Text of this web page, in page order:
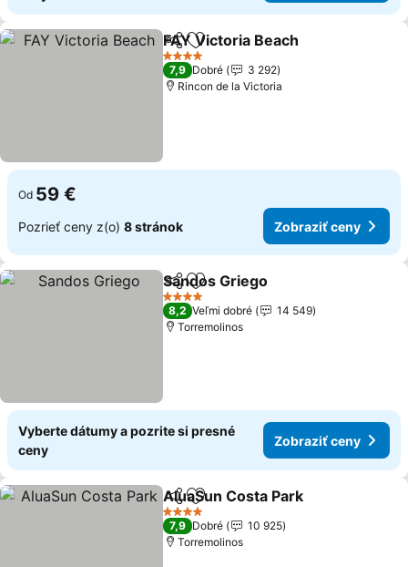
ZdieľaťPridať do obľúbených
FAY Victoria Beach
4 Počet hviezdičiek
7,9 Dobré
3 292
Rincon de la Victoria
Od 59 €
Pozrieť ceny z(o) 8 stránok Zobraziť ceny
ZdieľaťPridať do obľúbených
Sandos Griego
4 Počet hviezdičiek
8,2 Veľmi dobré
14 549
Torremolinos
Vyberte dátumy a pozrite si presné
ceny
Zobraziť ceny
ZdieľaťPridať do obľúbených
AluaSun Costa Park
4 Počet hviezdičiek
7,9 Dobré
10 925
Torremolinos